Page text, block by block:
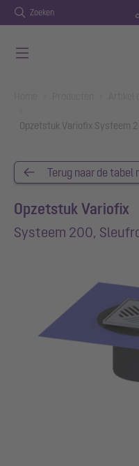
Zoeken
Opzetstuk Variofix Systeem
Terug naar de tabel
Opzetstuk Variofix
Systeem 200,